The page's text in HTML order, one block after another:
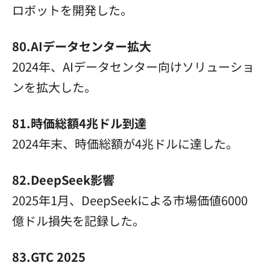
ロボットを開発した。
80.AIデータセンター拡大
2024年、AIデータセンター向けソリューショ
ンを拡大した。
81.時価総額4兆ドル到達
2024年末、時価総額が4兆ドルに達した。
82.DeepSeek影響
2025年1月、DeepSeekによる市場価値6000
億ドル損失を記録した。
83.GTC 2025